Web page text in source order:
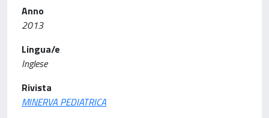
Anno
2013
Lingua/e
Inglese
Rivista
MINERVA PEDIATRICA